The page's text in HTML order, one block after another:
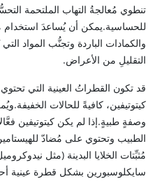
تنطوي مُعالجةُ التهاب الملتحمة
للحساسية.يمكن أن يُساعدَ استخدام
والكمادات الباردة وتجنُّب المواد
التقليلِ من الأعراض.
قد تكون القطراتُ العينية التي
كيتوتيفين، كافيةً للحالات
وصفةٍ طبيةٍ.إذا لم يكن كيتوتيفين
الطبيب وتحتوي على مُضادّ
مُثبِّتات الخلايا البدينة (مثل
سايكلوسبورين بشكل قطرة عينية